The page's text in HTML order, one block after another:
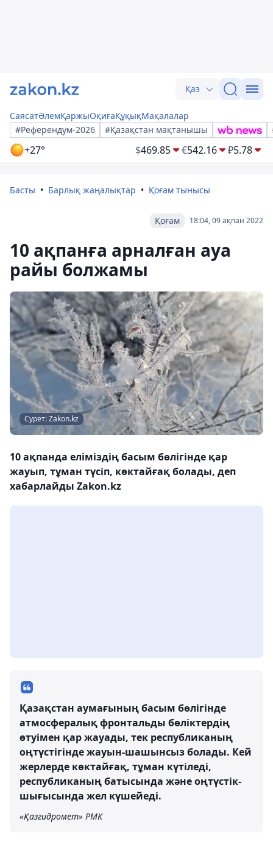
Қаз
СаясатӘлемҚаржыОқиғаҚұқықМақалалар
#Референдум-2026
#Қазақстан мақтанышы
+27° $469.85 €542.16 ₽5.78
Басты Барлық жаңалықтар Қоғам тынысы
18:04, 09 ақпан 2022
Қоғам
10 ақпанға арналған ауа
райы болжамы
Сурет: Zakon.kz
10 ақпанда еліміздің басым бөлігінде қар
жауып, тұман түсіп, көктайғақ болады, деп
хабарлайды Zakon.kz
Қазақстан аумағының басым бөлігінде
атмосфералық фронтальды бөліктердің
өтуімен қар жауады, тек республиканың
оңтүстігінде жауын-шашынсыз болады. Кей
жерлерде көктайғақ, тұман күтіледі,
республиканың батысында және оңтүстік-
шығысында жел күшейеді.
«Қазгидромет» РМК